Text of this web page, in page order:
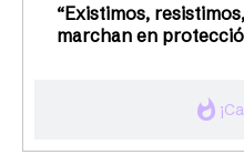
whatshot
“Existimos,
marchan en